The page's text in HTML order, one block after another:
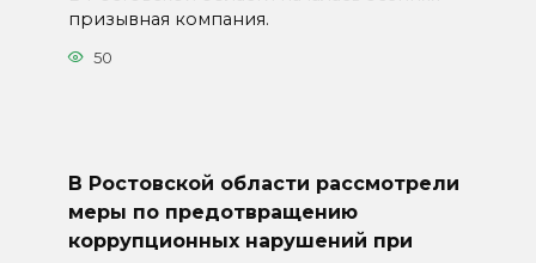
призывная компания.
50
В Ростовской области рассмотрели
меры по предотвращению
коррупционных нарушений при